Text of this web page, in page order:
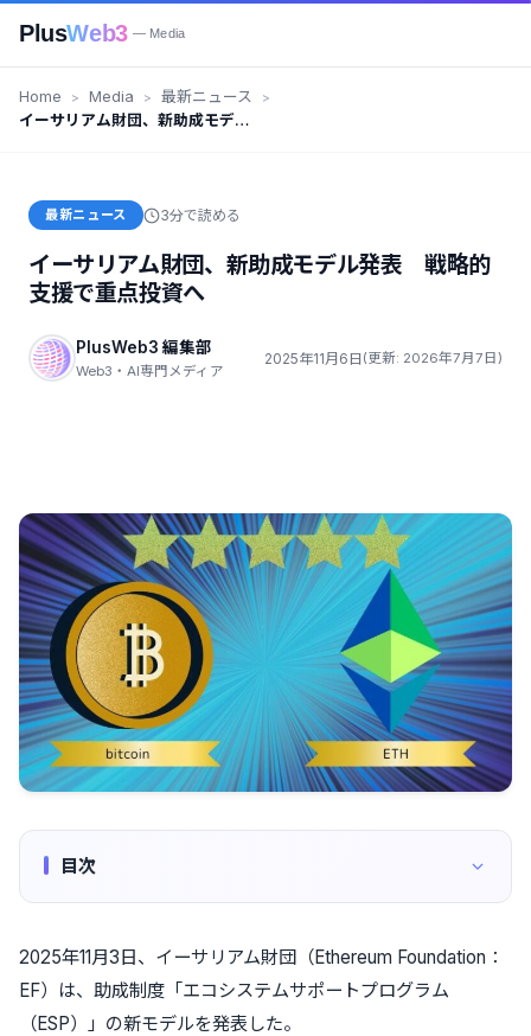
PlusWeb3 — Media
Home Media
最新ニュース
イーサリアム財団、新助成モデル
最新ニュース 3分で読める
イーサリアム財団、新助成モデル発表 戦略的
支援で重点投資へ
PlusWeb3 編集部
Web3・AI専門メディア
2025年11月6日(更新: 2026年7月7日)
目次
2025年11月3日、イーサリアム財団（Ethereum Foundation：
EF）は、助成制度「エコシステムサポートプログラム
（ESP）」の新モデルを発表した。